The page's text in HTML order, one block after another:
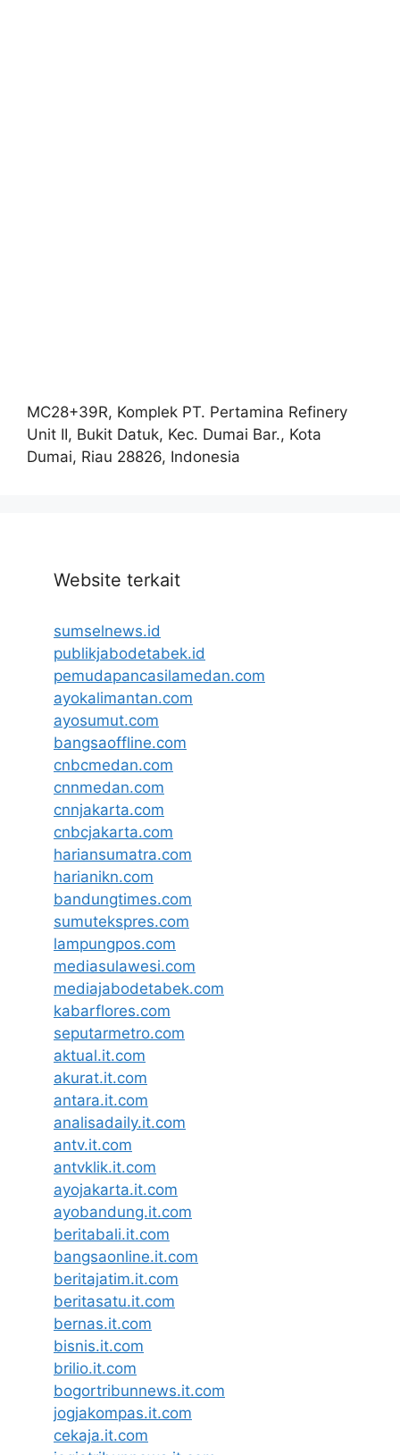
MC28+39R, Komplek PT. Pertamina Refinery
Unit II, Bukit Datuk, Kec. Dumai Bar., Kota
Dumai, Riau 28826, Indonesia
Website terkait
sumselnews.id
publikjabodetabek.id
pemudapancasilamedan.com
ayokalimantan.com
ayosumut.com
bangsaoffline.com
cnbcmedan.com
cnnmedan.com
cnnjakarta.com
cnbcjakarta.com
hariansumatra.com
harianikn.com
bandungtimes.com
sumutekspres.com
lampungpos.com
mediasulawesi.com
mediajabodetabek.com
kabarflores.com
seputarmetro.com
aktual.it.com
akurat.it.com
antara.it.com
analisadaily.it.com
antv.it.com
antvklik.it.com
ayojakarta.it.com
ayobandung.it.com
beritabali.it.com
bangsaonline.it.com
beritajatim.it.com
beritasatu.it.com
bernas.it.com
bisnis.it.com
brilio.it.com
bogortribunnews.it.com
jogjakompas.it.com
cekaja.it.com